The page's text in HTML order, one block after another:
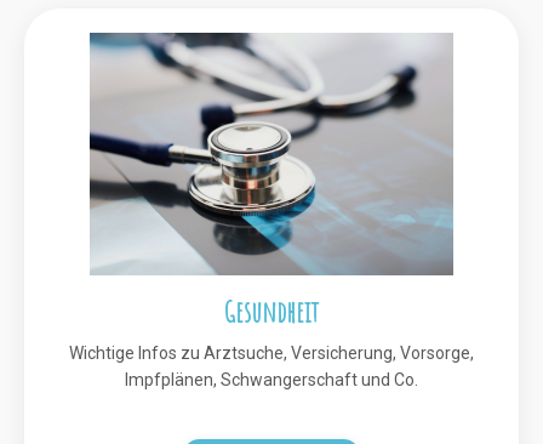
Gesundheit
Wichtige Infos zu Arztsuche, Versicherung, Vorsorge,
Impfplänen, Schwangerschaft und Co.